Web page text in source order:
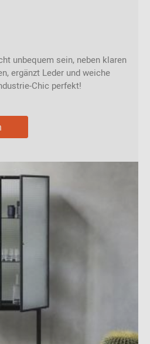
unbequem sein, neben klaren
ergänzt Leder und weiche
Chic perfekt!